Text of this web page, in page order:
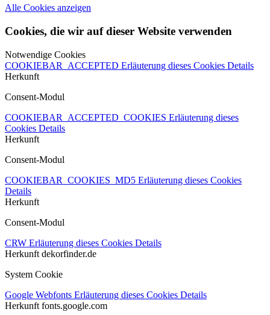
Alle Cookies anzeigen
Cookies, die wir auf dieser Website verwenden
Notwendige Cookies
COOKIEBAR_ACCEPTED Erläuterung dieses Cookies Details
Herkunft
Consent-Modul
COOKIEBAR_ACCEPTED_COOKIES Erläuterung dieses
Cookies Details
Herkunft
Consent-Modul
COOKIEBAR_COOKIES_MD5 Erläuterung dieses Cookies
Details
Herkunft
Consent-Modul
CRW Erläuterung dieses Cookies Details
Herkunft dekorfinder.de
System Cookie
Google Webfonts Erläuterung dieses Cookies Details
Herkunft fonts.google.com